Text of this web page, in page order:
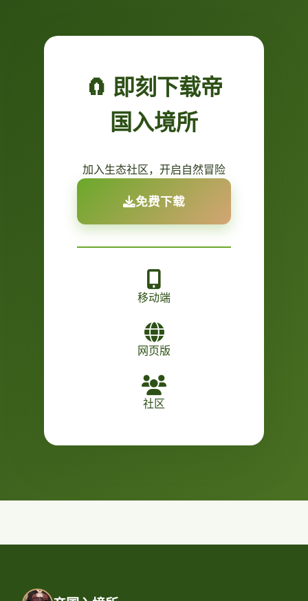
🧲 即刻下载帝
国入境所
加入生态社区，开启自然冒险
免费下载
移动端
网页版
社区